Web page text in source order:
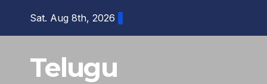
Sat. Aug 8th, 2026
Telugu